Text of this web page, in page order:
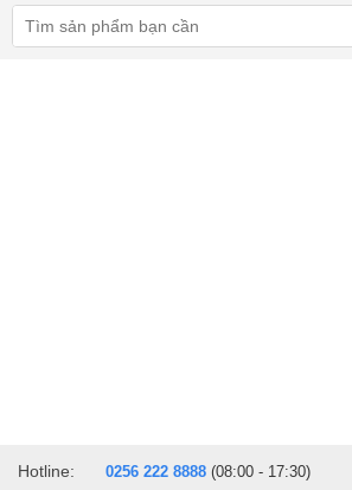
Hotline: 0256 222 8888 (08:00 - 17:30)